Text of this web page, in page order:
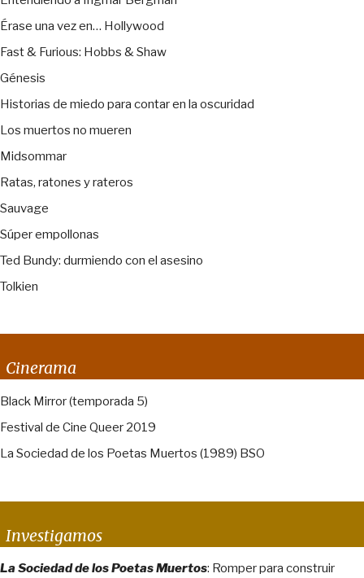
Érase una vez en… Hollywood
Fast & Furious: Hobbs & Shaw
Génesis
Historias de miedo para contar en la oscuridad
Los muertos no mueren
Midsommar
Ratas, ratones y rateros
Sauvage
Súper empollonas
Ted Bundy: durmiendo con el asesino
Tolkien
Cinerama
Black Mirror (temporada 5)
Festival de Cine Queer 2019
La Sociedad de los Poetas Muertos (1989) BSO
Investigamos
La Sociedad de los Poetas Muertos: Romper para construir